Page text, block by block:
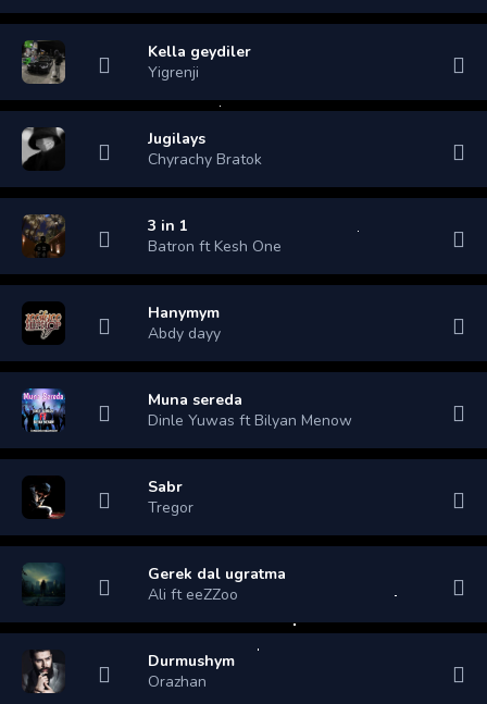
Kella geydiler
Yigrenji
Jugilays
Chyrachy Bratok
3 in 1
Batron ft Kesh One
Hanymym
Abdy dayy
Muna sereda
Dinle Yuwas ft Bilyan Menow
Sabr
Tregor
Gerek dal ugratma
Ali ft eeZZoo
Durmushym
Orazhan